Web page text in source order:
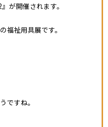
が開催されます。
福祉用具展です。
ですね。